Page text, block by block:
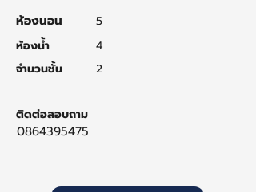
ห้องนอน
5
ห้องน้ำ
จำนวนชั้น
4
2
ติดต่อสอบถาม
0864395475